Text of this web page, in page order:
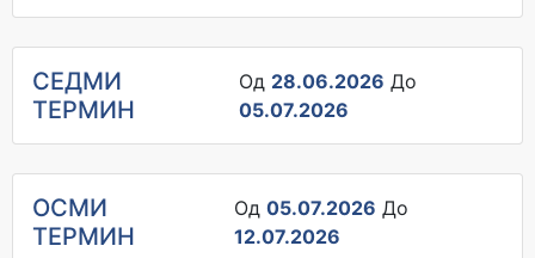
СЕДМИ
ТЕРМИН
Од 28.06.2026 До
05.07.2026
ОСМИ
ТЕРМИН
Од 05.07.2026 До
12.07.2026